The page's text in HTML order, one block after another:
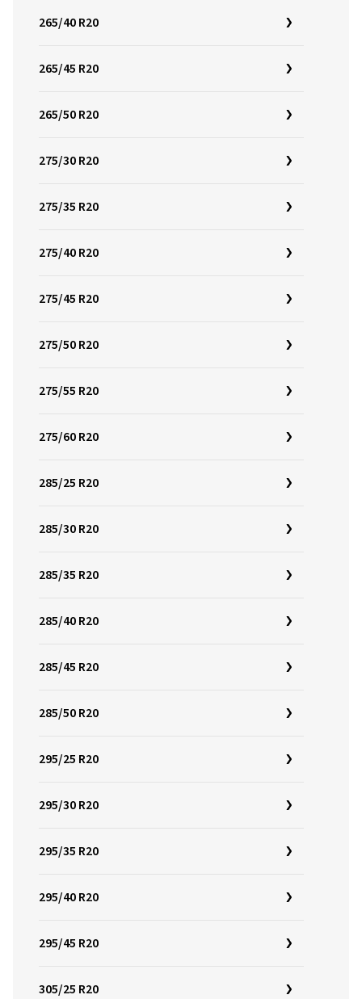
265/40 R20
265/45 R20
265/50 R20
275/30 R20
275/35 R20
275/40 R20
275/45 R20
275/50 R20
275/55 R20
275/60 R20
285/25 R20
285/30 R20
285/35 R20
285/40 R20
285/45 R20
285/50 R20
295/25 R20
295/30 R20
295/35 R20
295/40 R20
295/45 R20
305/25 R20